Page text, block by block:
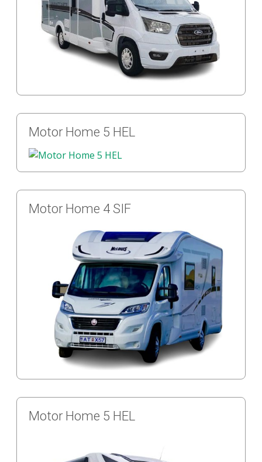
Motor Home 5 HEL
Motor Home 4 SIF
Motor Home 5 HEL